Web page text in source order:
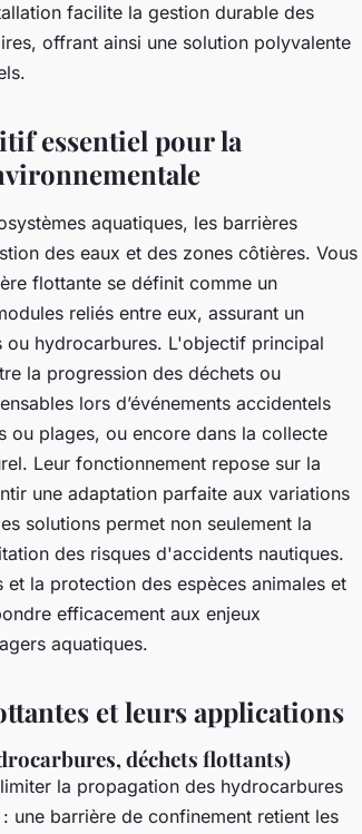
facilite la gestion durable des
offrant ainsi une solution polyvalente
essentiel pour la
aquatiques, les barrières
des eaux et des zones côtières. Vous
flottante se définit comme un
reliés entre eux, assurant un
hydrocarbures. L'objectif principal
la progression des déchets ou
lors d’événements accidentels
ou plages, ou encore dans la collecte
Leur fonctionnement repose sur la
une adaptation parfaite aux variations
solutions permet non seulement la
des risques d'accidents nautiques.
la protection des espèces animales et
efficacement aux enjeux
aquatiques.
et leurs applications
déchets flottants)
la propagation des hydrocarbures
une barrière de confinement retient les